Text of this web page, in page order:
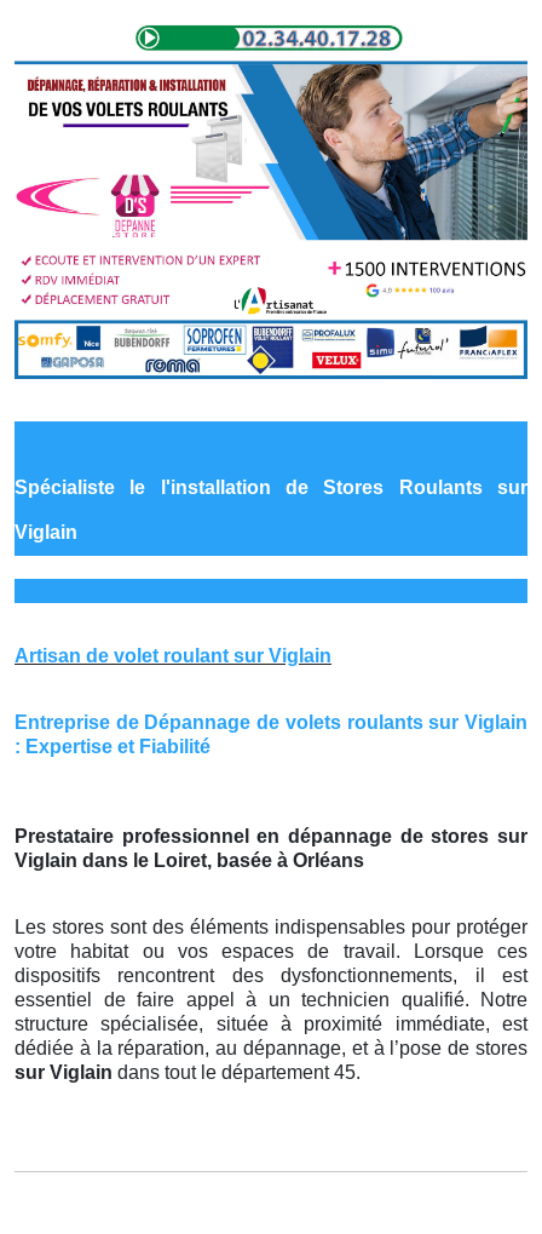
Spécialiste le l'installation de Stores Roulants sur
Viglain
Artisan de volet roulant sur Viglain
Entreprise de Dépannage de volets roulants sur Viglain
: Expertise et Fiabilité
Prestataire professionnel en dépannage de stores sur
Viglain dans le Loiret, basée à Orléans
Les stores sont des éléments indispensables pour protéger
votre habitat ou vos espaces de travail. Lorsque ces
dispositifs rencontrent des dysfonctionnements, il est
essentiel de faire appel à un technicien qualifié. Notre
structure spécialisée, située à proximité immédiate, est
dédiée à la réparation, au dépannage, et à l’pose de stores
sur Viglain dans tout le département 45.